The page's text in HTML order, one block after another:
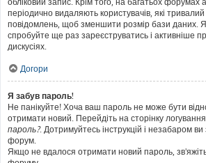
періодично видаляють користувачів, які
повідомлень, щоб зменшити розмір бази даних.
спробуйте ще раз зареєструватись і активніше
дискусіях.
Догори
Я забув пароль!
Не панікуйте! Хоча ваш пароль не може бути
отримати новий. Перейдіть на сторінку
пароль?. Дотримуйтесь інструкцій і незабаром
форум.
Якщо не вдалося отримати новий пароль,